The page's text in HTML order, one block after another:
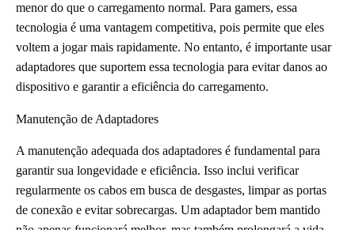
menor do que o carregamento normal. Para gamers, essa
tecnologia é uma vantagem competitiva, pois permite que eles
voltem a jogar mais rapidamente. No entanto, é importante usar
adaptadores que suportem essa tecnologia para evitar danos ao
dispositivo e garantir a eficiência do carregamento.
Manutenção de Adaptadores
A manutenção adequada dos adaptadores é fundamental para
garantir sua longevidade e eficiência. Isso inclui verificar
regularmente os cabos em busca de desgastes, limpar as portas
de conexão e evitar sobrecargas. Um adaptador bem mantido